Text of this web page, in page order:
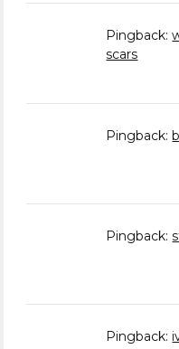
Pingback:
scars
Pingback:
Pingback:
Pingback: